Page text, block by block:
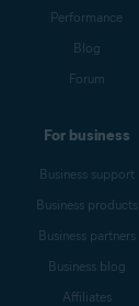
Performance
Blog
Forum
For business
Business support
Business products
Business partners
Business blog
Affiliates